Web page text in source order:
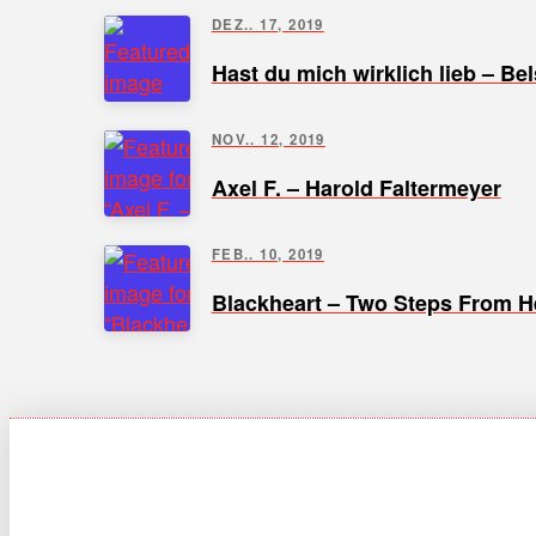
DEZ.. 17, 2019
Hast du mich wirklich lieb –
NOV.. 12, 2019
Axel F. – Harold Faltermeyer
FEB.. 10, 2019
Blackheart – Two Steps From